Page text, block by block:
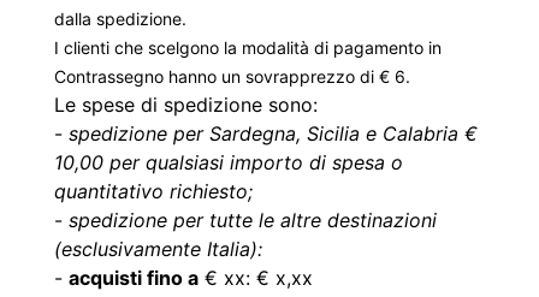
dalla spedizione.
I clienti che scelgono la modalità di pagamento in
Contrassegno hanno un sovrapprezzo di € 6.
Le spese di spedizione sono:
- spedizione per Sardegna, Sicilia e Calabria €
10,00 per qualsiasi importo di spesa o
quantitativo richiesto;
- spedizione per tutte le altre destinazioni
(esclusivamente Italia):
- acquisti fino a € xx: € x,xx